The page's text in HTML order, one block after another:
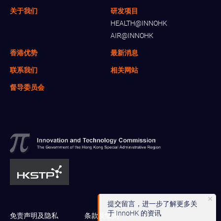
提交留言，进一步了解更多关
于 InnoHK 的资讯
关于我们
研发项目
HEALTH@INNOHK
AIR@INNOHK
香港优势
最新消息
联系我们
相关网站
督导委员会
免责声明及隐私 条款及细则